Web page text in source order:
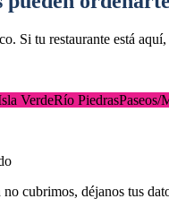
Si tu restaurante está
VerdeRío PiedrasPaseos/
no cubrimos, déjanos tus